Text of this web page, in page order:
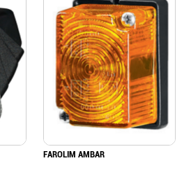
FAROLIM AMBAR